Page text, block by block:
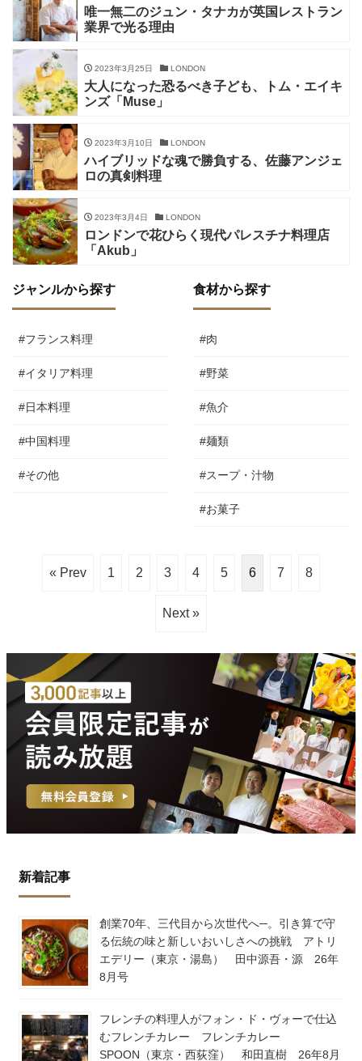
唯一無二のジュン・タナカが英国レストラン
業界で光る理由
2023年3月25日 LONDON
大人になった恐るべき子ども、トム・エイキ
ンズ「Muse」
2023年3月10日 LONDON
ハイブリッドな魂で勝負する、佐藤アンジェ
ロの真剣料理
2023年3月4日 LONDON
ロンドンで花ひらく現代パレスチナ料理店
「Akub」
ジャンルから探す
#フランス料理
#イタリア料理
#日本料理
#中国料理
#その他
食材から探す
#肉
#野菜
#魚介
#麺類
#スープ・汁物
#お菓子
« Prev 1 2 3 4 5 6 7 8
Next »
新着記事
創業70年、三代目から次世代へ─。引き算で守
る伝統の味と新しいおいしさへの挑戦 アトリ
エデリー（東京・湯島） 田中源吾・源 26年
8月号
フレンチの料理人がフォン・ド・ヴォーで仕込
むフレンチカレー フレンチカレー
SPOON（東京・西荻窪） 和田直樹 26年8月